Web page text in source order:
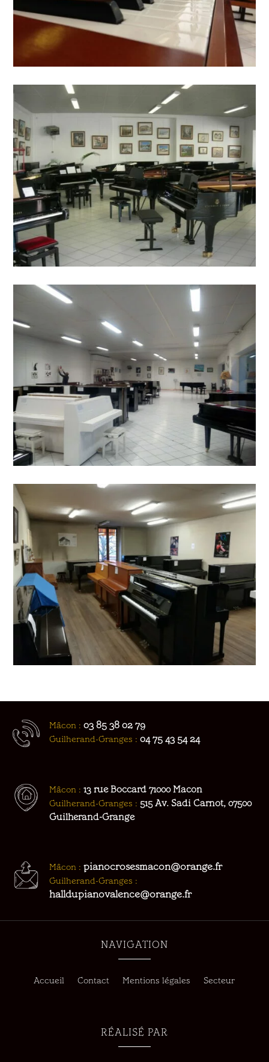
Mâcon : 03 85 38 02 79
Guilherand-Granges : 04 75 43 54 24
Mâcon : 13 rue Boccard 71000 Macon
Guilherand-Granges : 515 Av. Sadi Carnot, 07500
Guilherand-Grange
Mâcon : pianocrosesmacon@orange.fr
Guilherand-Granges :
halldupianovalence@orange.fr
NAVIGATION
Accueil Contact Mentions légales Secteur
RÉALISÉ PAR